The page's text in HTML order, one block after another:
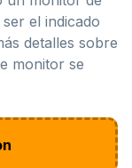
el indicado
detalles sobre
monitor se